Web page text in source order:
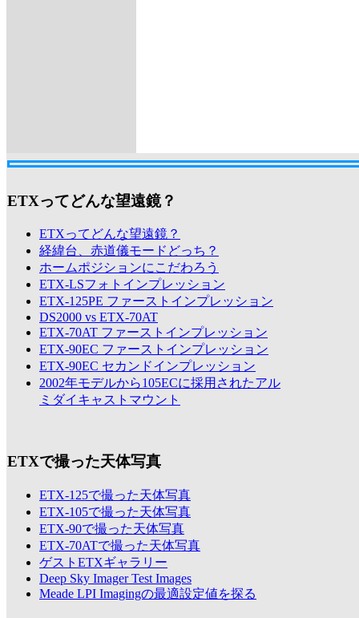
ETXってどんな望遠鏡？
ETXってどんな望遠鏡？
経緯台、赤道儀モードどっち？
ホームポジションにこだわろう
ETX-LSフォトインプレッション
ETX-125PE ファーストインプレッション
DS2000 vs ETX-70AT
ETX-70AT ファーストインプレッション
ETX-90EC ファーストインプレッション
ETX-90EC セカンドインプレッション
2002年モデルから105ECに採用されたアル
ミダイキャストマウント
ETXで撮った天体写真
ETX-125で撮った天体写真
ETX-105で撮った天体写真
ETX-90で撮った天体写真
ETX-70ATで撮った天体写真
ゲストETXギャラリー
Deep Sky Imager Test Images
Meade LPI Imagingの最適設定値を探る